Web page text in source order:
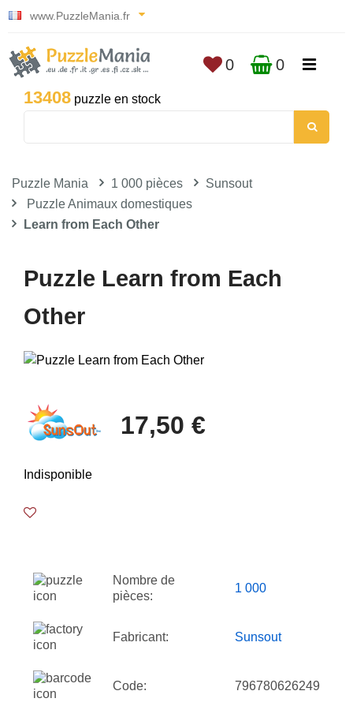
www.PuzzleMania.fr
13408 puzzle en stock
0 0
Puzzle Mania 1 000 pièces
Sunsout
Puzzle Animaux domestiques
Learn from Each Other
Puzzle Learn from Each
Other
17,50 €
Indisponible
Nombre de
pièces:
1 000
Fabricant: Sunsout
Code: 796780626249